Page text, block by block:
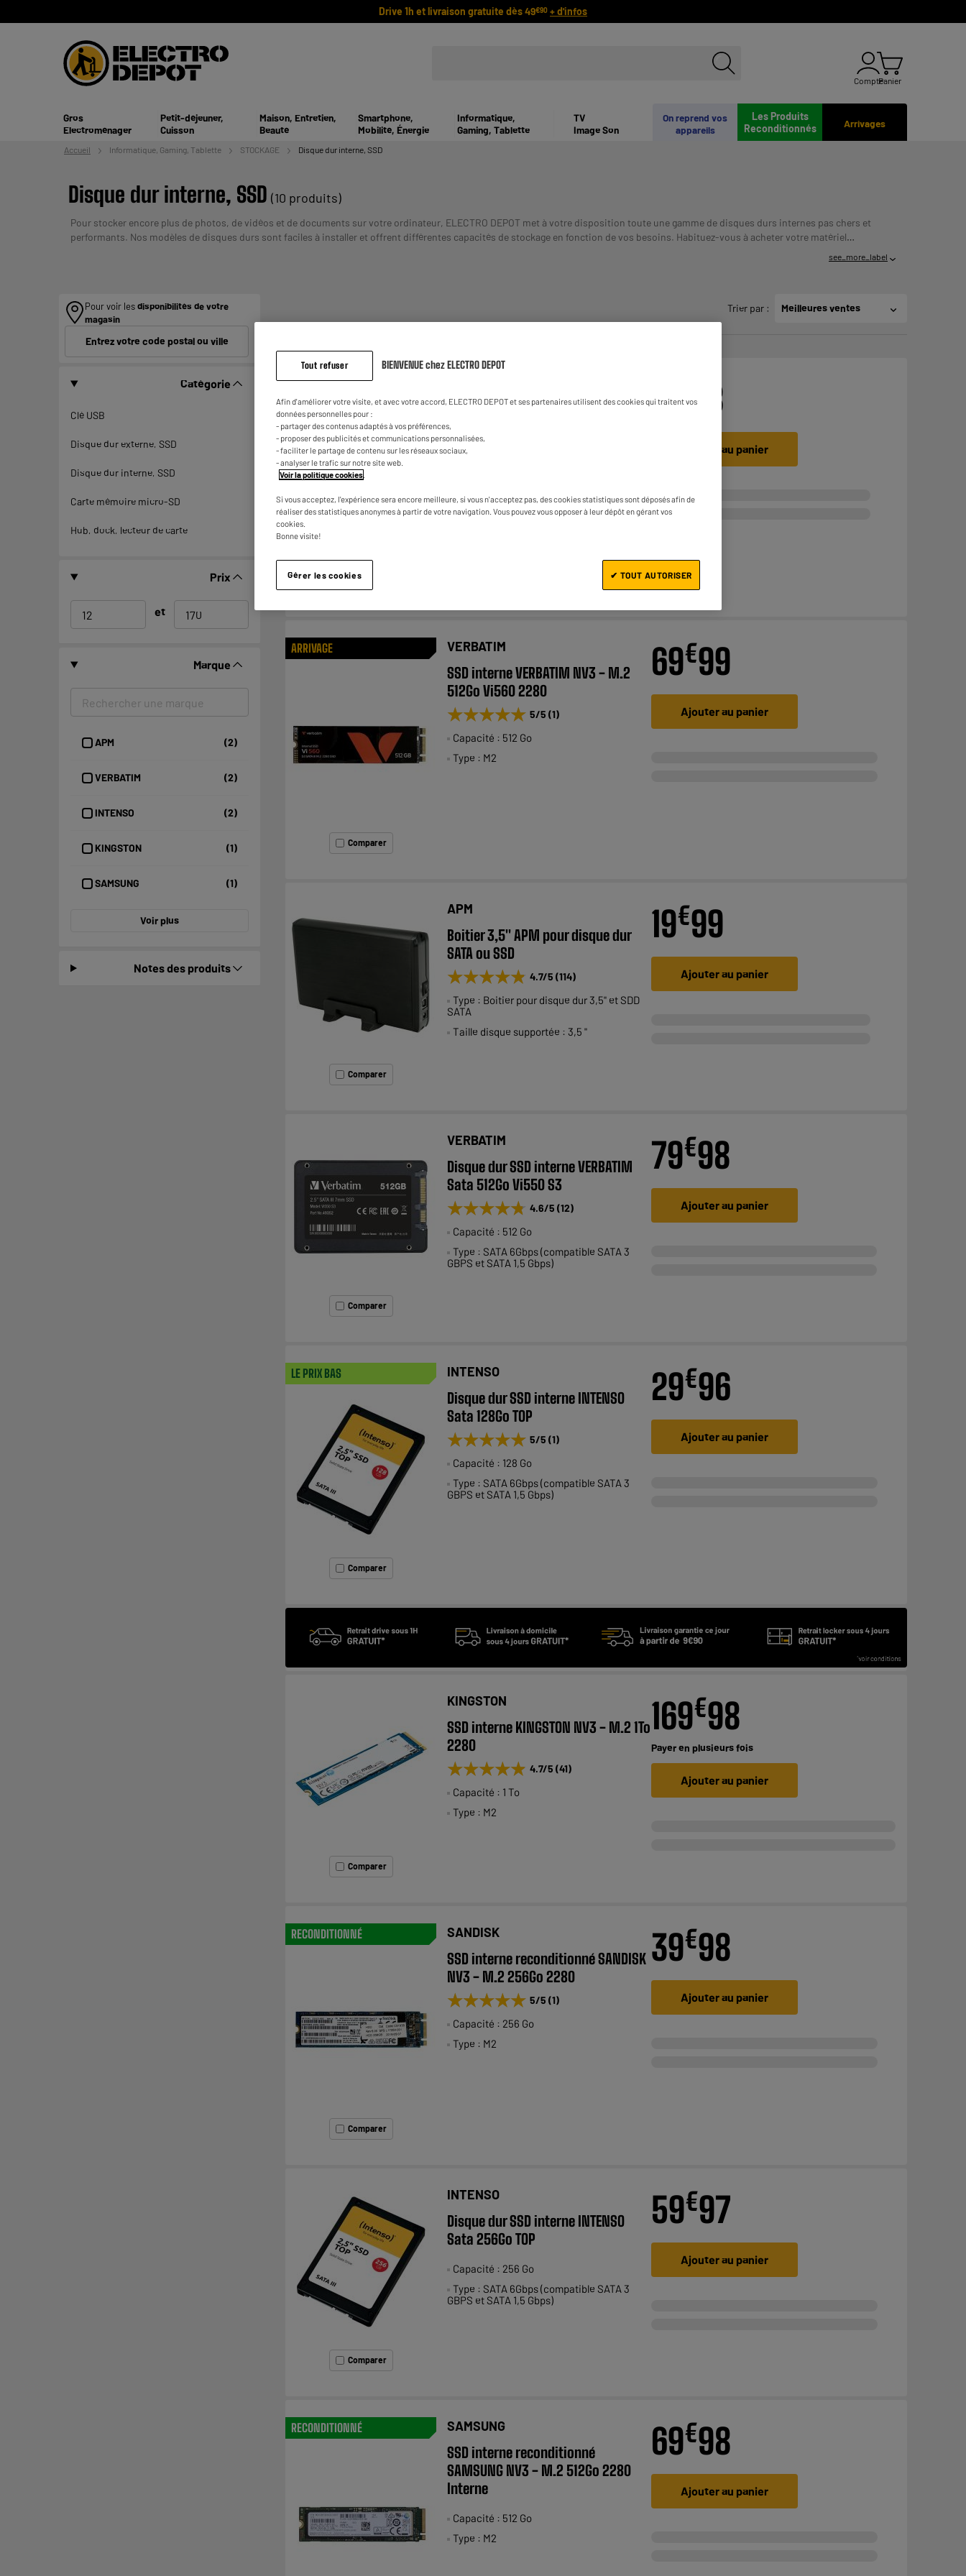
Drive 1h et livraison gratuite dès 49€90 + d'infos
ComptePanier
Arrivages
Les Produits
Reconditionnés
On reprend vos
appareils
Gros
Electroménager
Petit-déjeuner,
Cuisson
Maison, Entretien,
Beauté
Smartphone,
Mobilité, Énergie
Informatique,
Gaming, Tablette
TV
Image Son
Accueil Informatique, Gaming, Tablette STOCKAGE Disque dur interne, SSD
Disque dur interne, SSD (10 produits)
Pour stocker encore plus de photos, de vidéos et de documents sur votre ordinateur, ELECTRO DEPOT met à votre disposition toute une gamme de disques durs internes pas chers et
performants. Nos modèles de disques durs sont faciles à installer et offrent différentes capacités de stockage en fonction de vos besoins. Habituez-vous à acheter votre matériel
see_more_label
Pour voir lesdisponibilités de votre
magasin
Entrez votre code postal ou ville
Catégorie
Clé USB
Disque dur externe, SSD
Disque dur interne, SSD
Carte mémoire micro-SD
Hub, dock, lecteur de carte
Prix
et
Marque
APM (2)
VERBATIM (2)
INTENSO (2)
KINGSTON (1)
SAMSUNG (1)
Voir plus
Notes des produits
Trier par : Meilleures ventes
LE PRIX BAS
Comparer
Boîtier externe APM SSD / HDD SATA
2.5’’ USB-C 3.1 transfert 10GBPS
★★★★★
★★★★★
Taille disque supportée : 2,5 "
12 98
Ajouter au panier
ARRIVAGE
Comparer
VERBATIM
SSD interne VERBATIM NV3 - M.2
512Go Vi560 2280
★★★★★
★★★★★ 5/5 (1)
Capacité : 512 Go
Type : M2
69€99
Ajouter au panier
Comparer
APM
Boitier 3,5" APM pour disque dur
SATA ou SSD
★★★★★
★★★★★ 4.7/5 (114)
Type : Boitier pour disque dur 3,5" et SDD
SATA
Taille disque supportée : 3,5 "
19€99
Ajouter au panier
Comparer
VERBATIM
Disque dur SSD interne VERBATIM
Sata 512Go Vi550 S3
★★★★★
★★★★★ 4.6/5 (12)
Capacité : 512 Go
Type : SATA 6Gbps (compatible SATA 3
GBPS et SATA 1,5 Gbps)
79€98
Ajouter au panier
LE PRIX BAS
Comparer
INTENSO
Disque dur SSD interne INTENSO
Sata 128Go TOP
★★★★★
★★★★★ 5/5 (1)
Capacité : 128 Go
Type : SATA 6Gbps (compatible SATA 3
GBPS et SATA 1,5 Gbps)
29€96
Ajouter au panier
Comparer
KINGSTON
SSD interne KINGSTON NV3 - M.2 1To
2280
★★★★★
★★★★★ 4.7/5 (41)
Capacité : 1 To
Type : M2
169€98
Payer en plusieurs fois
Ajouter au panier
RECONDITIONNÉ
Comparer
SANDISK
SSD interne reconditionné SANDISK
NV3 - M.2 256Go 2280
★★★★★
★★★★★ 5/5 (1)
Capacité : 256 Go
Type : M2
39€98
Ajouter au panier
Comparer
INTENSO
Disque dur SSD interne INTENSO
Sata 256Go TOP
Capacité : 256 Go
Type : SATA 6Gbps (compatible SATA 3
GBPS et SATA 1,5 Gbps)
59€97
Ajouter au panier
RECONDITIONNÉ SAMSUNG
SSD interne reconditionné
SAMSUNG NV3 - M.2 512Go 2280
Interne
Capacité : 512 Go
Type : M2
69€98
Ajouter au panier
Tout refuser BIENVENUE chez ELECTRO DEPOT
Afin d'améliorer votre visite, et avec votre accord, ELECTRO DEPOT et ses partenaires utilisent des cookies qui traitent vos
données personnelles pour :
- partager des contenus adaptés à vos préférences,
- proposer des publicités et communications personnalisées,
- faciliter le partage de contenu sur les réseaux sociaux,
- analyser le trafic sur notre site web.
Voir la politique cookies
Si vous acceptez, l'expérience sera encore meilleure, si vous n'acceptez pas, des cookies statistiques sont déposés afin de
réaliser des statistiques anonymes à partir de votre navigation. Vous pouvez vous opposer à leur dépôt en gérant vos
cookies.
Bonne visite!
Gérer les cookies ✔ TOUT AUTORISER